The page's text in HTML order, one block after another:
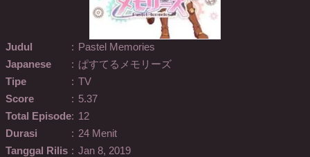
Judul : Pastel Memories
Japanese
: ぱすてるメモリーズ
Tipe
: TV
Score
: 5.37
Total Episode: 12
Durasi
: 24 Menit
Tanggal Rilis : Jan 8, 2019